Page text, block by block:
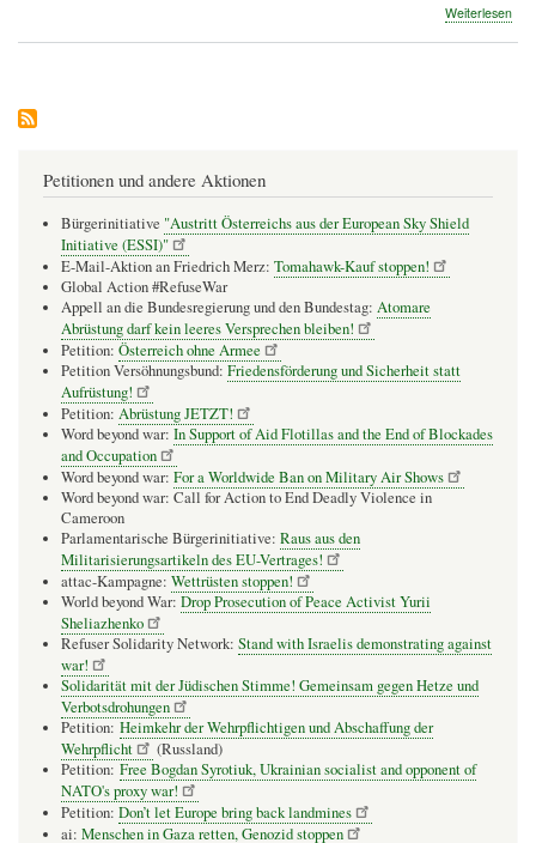
Weiterlesen
Petitionen und andere Aktionen
Bürgerinitiative "Austritt Österreichs aus der European Sky Shield
Initiative (ESSI)"
E-Mail-Aktion an Friedrich Merz: Tomahawk-Kauf stoppen!
Global Action #RefuseWar
Appell an die Bundesregierung und den Bundestag: Atomare
Abrüstung darf kein leeres Versprechen bleiben!
Petition: Österreich ohne Armee
Petition Versöhnungsbund: Friedensförderung und Sicherheit statt
Aufrüstung!
Petition: Abrüstung JETZT!
Word beyond war: In Support of Aid Flotillas and the End of Blockades
and Occupation
Word beyond war: For a Worldwide Ban on Military Air Shows
Word beyond war: Call for Action to End Deadly Violence in
Cameroon
Parlamentarische Bürgerinitiative: Raus aus den
Militarisierungsartikeln des EU-Vertrages!
attac-Kampagne: Wettrüsten stoppen!
World beyond War: Drop Prosecution of Peace Activist Yurii
Sheliazhenko
Refuser Solidarity Network: Stand with Israelis demonstrating against
war!
Solidarität mit der Jüdischen Stimme! Gemeinsam gegen Hetze und
Verbotsdrohungen
Petition: Heimkehr der Wehrpflichtigen und Abschaffung der
Wehrpflicht
(Russland)
Petition: Free Bogdan Syrotiuk, Ukrainian socialist and opponent of
NATO's proxy war!
Petition: Don’t let Europe bring back landmines
ai: Menschen in Gaza retten, Genozid stoppen